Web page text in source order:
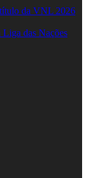
da VNL 2026
das Nações